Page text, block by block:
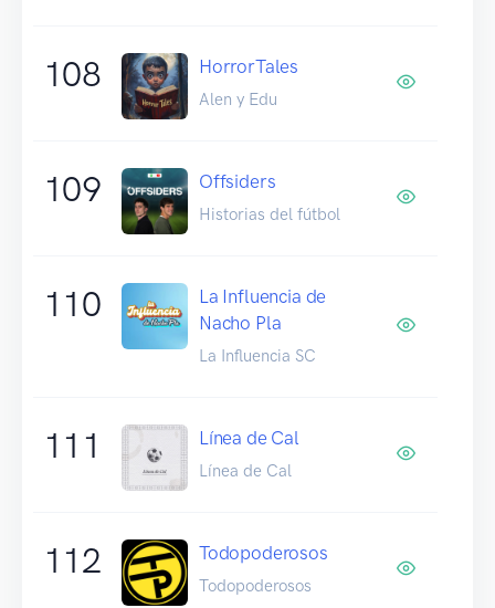
108 HorrorTales
Alen y Edu
109 Offsiders
Historias del fútbol
110
La Influencia de
Nacho Pla
La Influencia SC
111 Línea de Cal
Línea de Cal
112 Todopoderosos
Todopoderosos